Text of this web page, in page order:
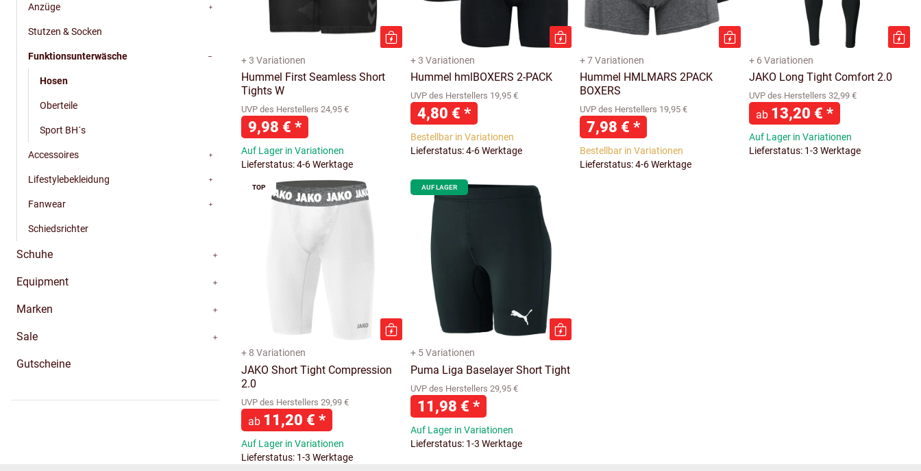
+ 3 Variationen
Hummel First Seamless Short
Tights W
UVP des Herstellers 24,95 €
9,98 € *
Auf Lager in Variationen
Lieferstatus: 4-6 Werktage
+ 3 Variationen
Hummel hmlBOXERS 2-PACK
UVP des Herstellers 19,95 €
4,80 € *
Bestellbar in Variationen
Lieferstatus: 4-6 Werktage
+ 7 Variationen
Hummel HMLMARS 2PACK
BOXERS
UVP des Herstellers 19,95 €
7,98 € *
Bestellbar in Variationen
Lieferstatus: 4-6 Werktage
+ 6 Variationen
JAKO Long Tight Comfort 2.0
UVP des Herstellers 32,99 €
ab 13,20 € *
Auf Lager in Variationen
Lieferstatus: 1-3 Werktage
TOP
+ 8 Variationen
JAKO Short Tight Compression
2.0
UVP des Herstellers 29,99 €
ab 11,20 € *
Auf Lager in Variationen
Lieferstatus: 1-3 Werktage
AUF LAGER
+ 5 Variationen
Puma Liga Baselayer Short Tight
UVP des Herstellers 29,95 €
11,98 € *
Auf Lager in Variationen
Lieferstatus: 1-3 Werktage
Anzüge
Stutzen & Socken
Funktionsunterwäsche
Hosen
Oberteile
Sport BH´s
Accessoires
Lifestylebekleidung
Fanwear
Schiedsrichter
Schuhe
Equipment
Marken
Sale
Gutscheine